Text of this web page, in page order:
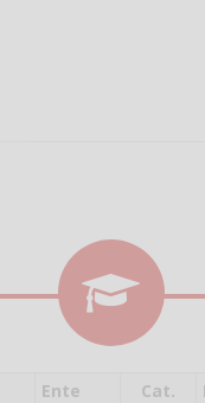
Ente Cat.